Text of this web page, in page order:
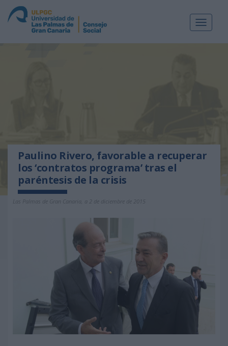
Toggle
Paulino Rivero, favorable a recuperar
los ‘contratos programa’ tras el
paréntesis de la crisis
Las Palmas de Gran Canaria, a 2 de diciembre de 2015